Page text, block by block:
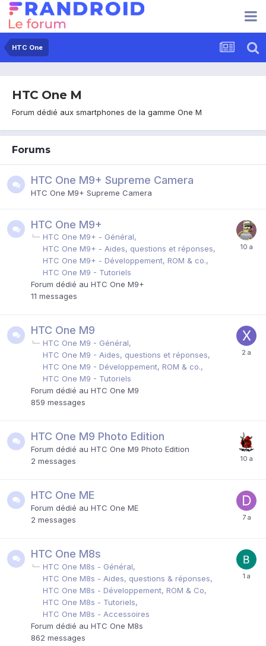
HTC One
HTC One M
Forum dédié aux smartphones de la gamme One M
Forums
HTC One M9+ Supreme Camera
HTC One M9+ Supreme Camera
HTC One M9+
HTC One M9+ - Général
HTC One M9+ - Aides, questions et réponses
HTC One M9+ - Développement, ROM & co.
HTC One M9 - Tutoriels
Forum dédié au HTC One M9+
11 messages
HTC One M9
HTC One M9 - Général
HTC One M9 - Aides, questions et réponses
HTC One M9 - Développement, ROM & co.
HTC One M9 - Tutoriels
Forum dédié au HTC One M9
859 messages
HTC One M9 Photo Edition
Forum dédié au HTC One M9 Photo Edition
2 messages
HTC One ME
Forum dédié au HTC One ME
2 messages
HTC One M8s
HTC One M8s - Général
HTC One M8s - Aides, questions & réponses
HTC One M8s - Développement, ROM & Co
HTC One M8s - Tutoriels
HTC One M8s - Accessoires
Forum dédié au HTC One M8s
862 messages